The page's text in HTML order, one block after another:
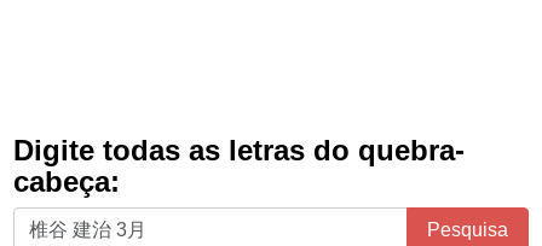
Digite todas as letras do quebra-
cabeça:
Digite
Pesquisa